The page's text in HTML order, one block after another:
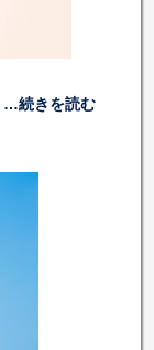
…続きを読む